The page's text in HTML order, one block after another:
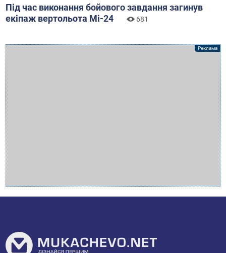
Під час виконання бойового завдання загинув
екіпаж вертольота Мі-24
681